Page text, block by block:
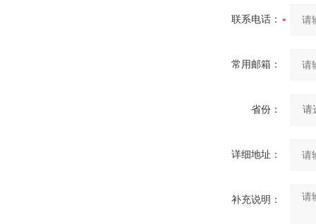
联系电话：
常用邮箱：
省份：
详细地址：
补充说明：